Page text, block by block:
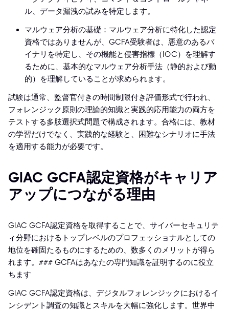
ル、データ漏洩の試みを特定します。
マルウェア分析の基礎：マルウェア分析に特化した認定
資格ではありませんが、GCFA受験者は、悪意のあるバ
イナリを特定し、その機能と侵害指標（IOC）を理解す
るために、基本的なマルウェア分析手法（静的および動
的）を理解していることが求められます。
試験は通常、監督官付きの時間制限付き評価形式で行われ、
フォレンジック原則の理論的知識と実践的応用能力の両方を
テストする多肢選択式問題で構成されます。合格には、教材
の学習だけでなく、実践的な経験と、困難なシナリオに手法
を適用する能力が必要です。
GIAC GCFA認定資格がキャリア
アップにつながる理由
GIAC GCFA認定資格を取得することで、サイバーセキュリテ
ィ分野におけるトップレベルのプロフェッショナルとしての
地位を確固たるものにするための、数多くのメリットが得ら
れます。### GCFAはあなたの専門知識を証明するのに役立
ちます
GIAC GCFA認定資格は、デジタルフォレンジックにおけるイ
ンシデント調査の知識とスキルを大幅に強化します。世界中